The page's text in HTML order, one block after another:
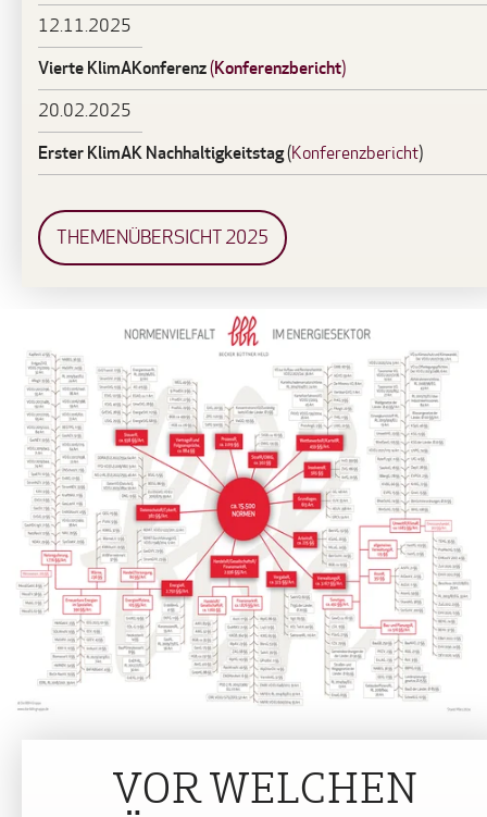
12.11.2025
Vierte KlimAKonferenz(Konferenzbericht)
20.02.2025
Erster KlimAK Nachhaltigkeitstag(Konferenzbericht)
THEMENÜBERSICHT 2025
VOR WELCHEN